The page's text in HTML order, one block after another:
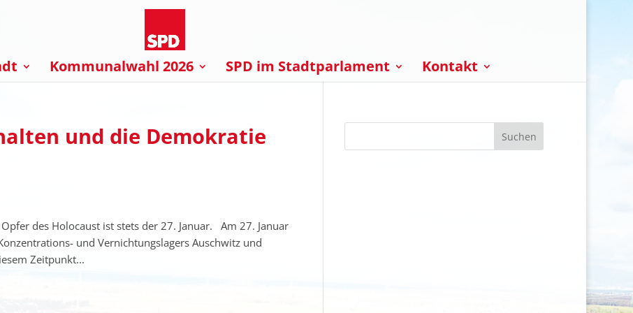
Kommunalwahl 2026 SPD im Stadtparlament Kontakt
und die Demokratie
des Holocaust ist stets der 27. Januar. Am 27. Januar
und Vernichtungslagers Auschwitz und
Zeitpunkt...